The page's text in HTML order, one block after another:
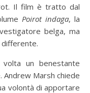
Il film è tratto dal
Poirot indaga, la
belga, ma
differente.
un benestante
Andrew Marsh chiede
volontà di apportare